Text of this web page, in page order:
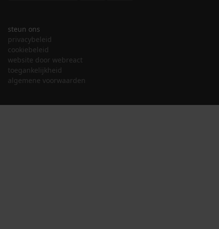
steun ons
privacybeleid
cookiebeleid
website door webreact
toegankelijkheid
algemene voorwaarden